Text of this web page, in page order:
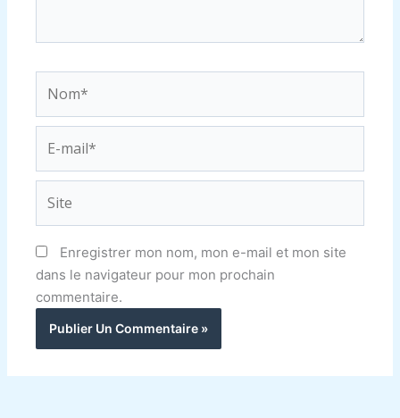
mail*
Enregistrer mon nom, mon e-mail et mon site
dans le navigateur pour mon prochain
commentaire.